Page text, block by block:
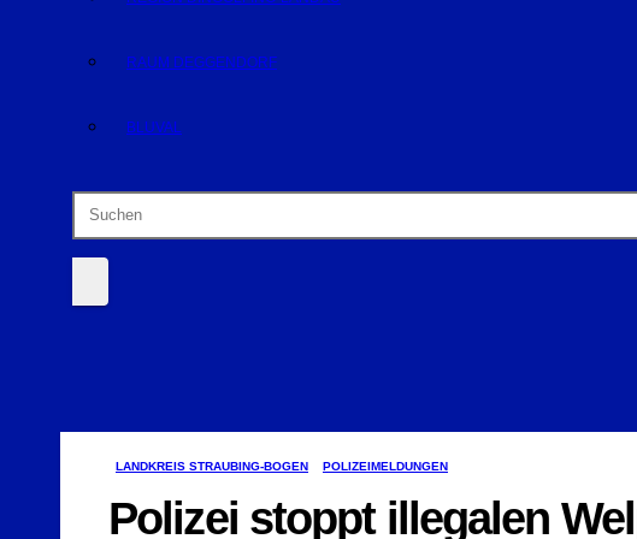
RAUM DEGGENDORF
BLUVAL
LANDKREIS STRAUBING-BOGEN POLIZEIMELDUNGEN
Polizei stoppt illegalen